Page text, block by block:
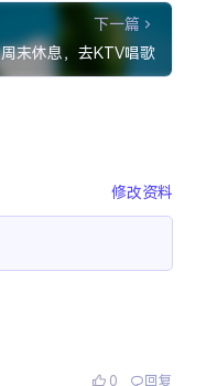
下一篇
周末休息，去KTV唱歌
修改资料
0 回复